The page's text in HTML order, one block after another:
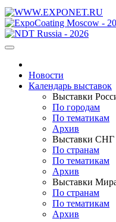
Новости
Календарь выставок
Выставки
По городам
По тематикам
Архив
Выставки СНГ
По странам
По тематикам
Архив
Выставки
По странам
По тематикам
Архив